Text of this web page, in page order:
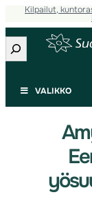
Kilpailut,
Etsi
VALIKKO